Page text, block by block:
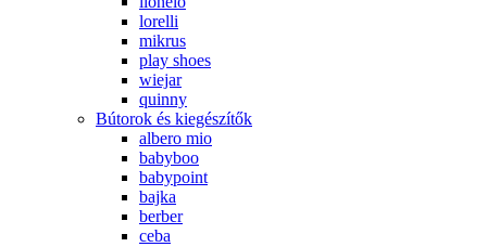
lorelli
mikrus
play shoes
wiejar
quinny
Bútorok és kiegészítők
albero mio
babyboo
babypoint
bajka
berber
ceba